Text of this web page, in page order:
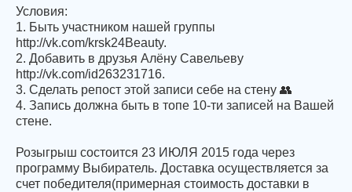
Условия:
1. Быть участником нашей группы
http://vk.com/krsk24Beauty.
2. Добавить в друзья Алёну Савельеву
http://vk.com/id263231716.
3. Сделать репост этой записи себе на стену 👥
4. Запись должна быть в топе 10-ти записей на Вашей
стене.
Розыгрыш состоится 23 ИЮЛЯ 2015 года через
программу Выбиратель. Доставка осуществляется за
счет победителя(примерная стоимость доставки в